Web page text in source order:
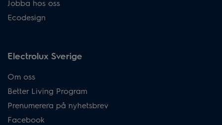
Jobba hos oss
Ecodesign
Electrolux Sverige
Om oss
Better Living Program
Prenumerera på nyhetsbrev
Facebook